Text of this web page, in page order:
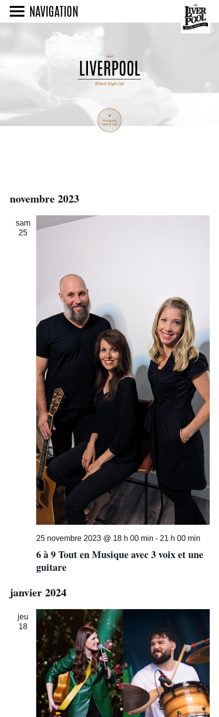
NAVIGATION
novembre 2023
sam
25
6 à 9 Tout en Musique avec 3 voix et une
guitare
25 novembre 2023 @ 18 h 00 min - 21 h 00 min
janvier 2024
jeu
18